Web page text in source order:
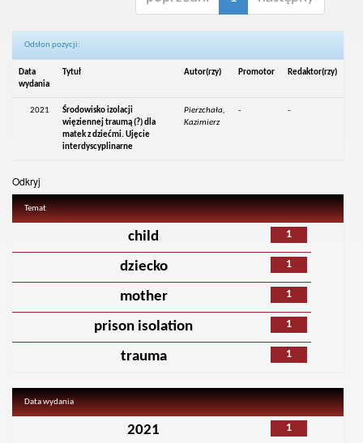
Odsłon pozycji:
Data
wydania
Tytuł Autor(rzy) Promotor Redaktor(rzy)
2021
Środowisko izolacji
więziennej traumą (?) dla
matek z dziećmi. Ujęcie
interdyscyplinarne
Pierzchała,
Kazimierz
- -
Odkryj
Temat
1
child
1
dziecko
1
mother
1
prison isolation
1
trauma
Data wydania
1
2021